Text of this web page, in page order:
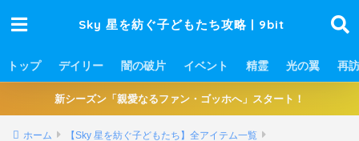
Sky 星を紡ぐ子どもたち攻略 | 9bit
トップ デイリー 闇の破片 イベント 精霊 光の翼 再訪
新シーズン「親愛なるファン・ゴッホへ」スタート！
ホーム 【Sky 星を紡ぐ子どもたち】全アイテム一覧